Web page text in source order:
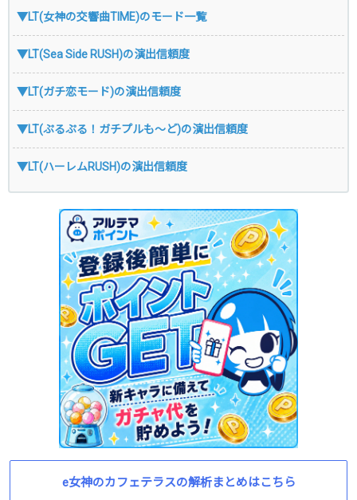
▼LT(女神の交響曲TIME)のモード一覧
▼LT(Sea Side RUSH)の演出信頼度
▼LT(ガチ恋モード)の演出信頼度
▼LT(ぷるぷる！ガチプルも～ど)の演出信頼度
▼LT(ハーレムRUSH)の演出信頼度
e女神のカフェテラスの解析まとめはこちら